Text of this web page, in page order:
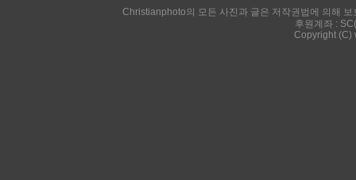
Christianphoto의 모든 사진과 글은 저작권법에 의해
후원계좌 :
Copyright (C)